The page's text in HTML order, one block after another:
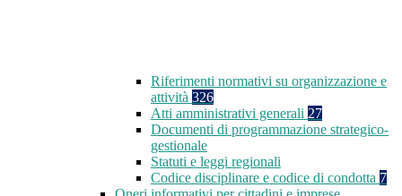
Riferimenti normativi su organizzazione e
attività 326
Atti amministrativi generali 27
Documenti di programmazione strategico-
gestionale
Statuti e leggi regionali
Codice disciplinare e codice di condotta 7